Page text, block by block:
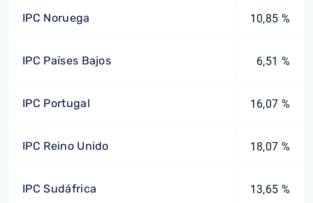
IPC Noruega 10,85 %
IPC Países Bajos 6,51 %
IPC Portugal 16,07 %
IPC Reino Unido 18,07 %
IPC Sudáfrica 13,65 %